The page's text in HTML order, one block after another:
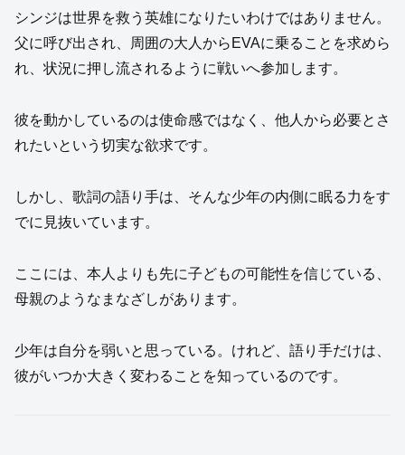
シンジは世界を救う英雄になりたいわけではありません。
父に呼び出され、周囲の大人からEVAに乗ることを求めら
れ、状況に押し流されるように戦いへ参加します。
彼を動かしているのは使命感ではなく、他人から必要とさ
れたいという切実な欲求です。
しかし、歌詞の語り手は、そんな少年の内側に眠る力をす
でに見抜いています。
ここには、本人よりも先に子どもの可能性を信じている、
母親のようなまなざしがあります。
少年は自分を弱いと思っている。けれど、語り手だけは、
彼がいつか大きく変わることを知っているのです。